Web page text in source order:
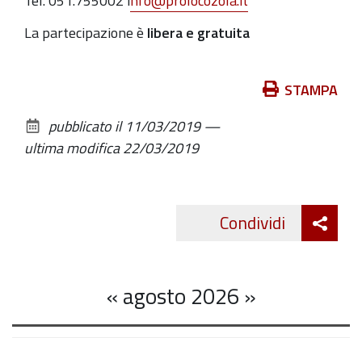
incontri
con
Dal
21
La partecipazione è libera e gratuita
documento
STAMPA
pubblicato il 11/03/2019—
ultima modifica22/03/2019
Condividi
«agosto 2026 »